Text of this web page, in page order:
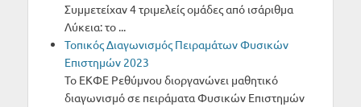
Συμμετείχαν 4 τριμελείς ομάδες από ισάριθμα
Λύκεια: το ...
Τοπικός Διαγωνισμός Πειραμάτων Φυσικών
Επιστημών 2023
Το ΕΚΦΕ Ρεθύμνου διοργανώνει μαθητικό
διαγωνισμό σε πειράματα Φυσικών Επιστημών